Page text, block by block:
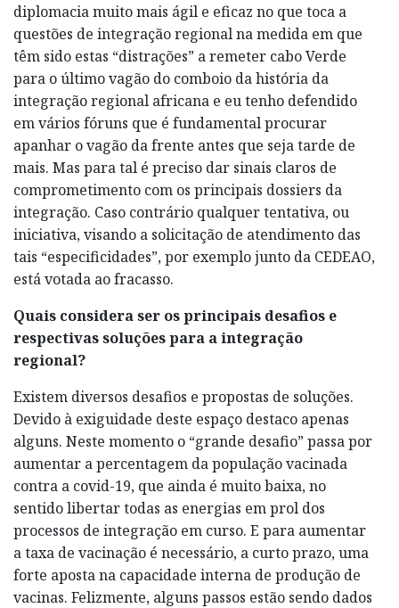
diplomacia muito mais ágil e eficaz no que toca a
questões de integração regional na medida em que
têm sido estas “distrações” a remeter cabo Verde
para o último vagão do comboio da história da
integração regional africana e eu tenho defendido
em vários fóruns que é fundamental procurar
apanhar o vagão da frente antes que seja tarde de
mais. Mas para tal é preciso dar sinais claros de
comprometimento com os principais dossiers da
integração. Caso contrário qualquer tentativa, ou
iniciativa, visando a solicitação de atendimento das
tais “especificidades”, por exemplo junto da CEDEAO,
está votada ao fracasso.
Quais considera ser os principais desafios e
respectivas soluções para a integração
regional?
Existem diversos desafios e propostas de soluções.
Devido à exiguidade deste espaço destaco apenas
alguns. Neste momento o “grande desafio” passa por
aumentar a percentagem da população vacinada
contra a covid-19, que ainda é muito baixa, no
sentido libertar todas as energias em prol dos
processos de integração em curso. E para aumentar
a taxa de vacinação é necessário, a curto prazo, uma
forte aposta na capacidade interna de produção de
vacinas. Felizmente, alguns passos estão sendo dados